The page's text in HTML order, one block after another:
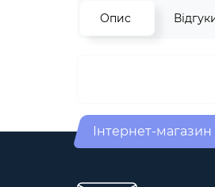
Опис
Інтернет-магазин